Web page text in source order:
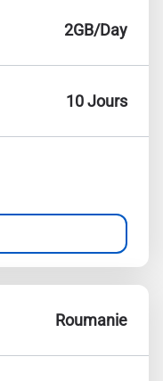
2GB/Day
10 Jours
Roumanie